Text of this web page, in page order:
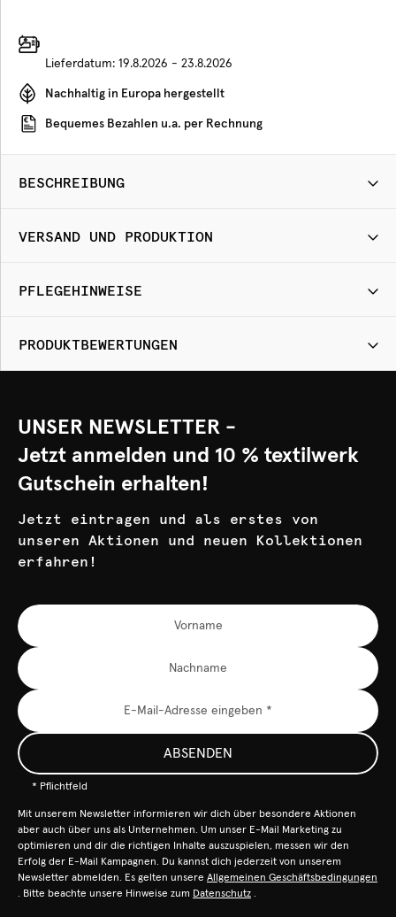
Lieferdatum: 19.8.2026 - 23.8.2026
Nachhaltig in Europa hergestellt
Bequemes Bezahlen u.a. per Rechnung
BESCHREIBUNG
VERSAND UND PRODUKTION
PFLEGEHINWEISE
PRODUKTBEWERTUNGEN
UNSER NEWSLETTER -
Jetzt anmelden und 10 % textilwerk
Gutschein erhalten!
Jetzt eintragen und als erstes von
unseren Aktionen und neuen Kollektionen
erfahren!
ABSENDEN
* Pflichtfeld
Mit unserem Newsletter informieren wir dich über besondere Aktionen
aber auch über uns als Unternehmen. Um unser E-Mail Marketing zu
optimieren und dir die richtigen Inhalte auszuspielen, messen wir den
Erfolg der E-Mail Kampagnen. Du kannst dich jederzeit von unserem
Newsletter abmelden. Es gelten unsere Allgemeinen Geschäftsbedingungen
. Bitte beachte unsere Hinweise zum Datenschutz .